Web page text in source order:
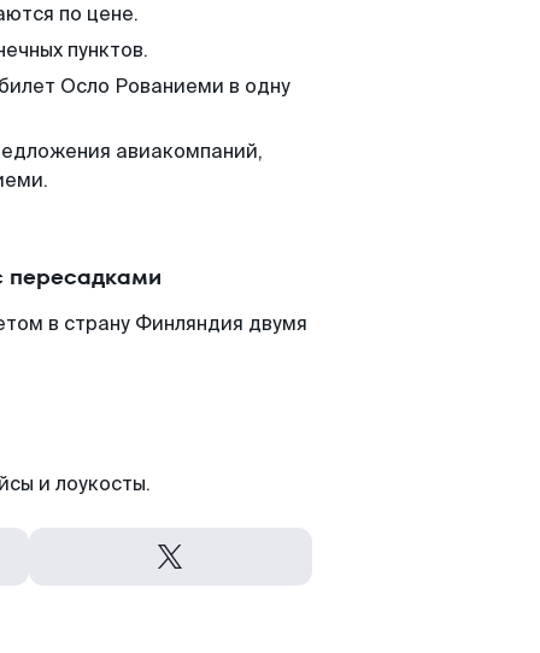
по цене.
пунктов.
Осло Рованиеми в одну
авиакомпаний,
пересадками
в страну Финляндия двумя
и лоукосты.